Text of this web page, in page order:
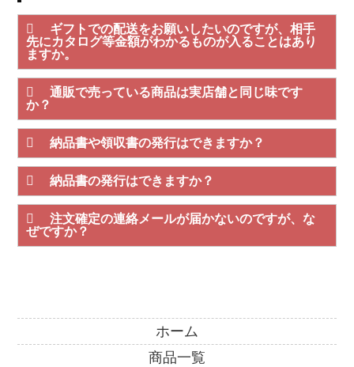
ギフトでの配送をお願いしたいのですが、相手
先にカタログ等金額がわかるものが入ることはあり
ますか。
通販で売っている商品は実店舗と同じ味です
か？
納品書や領収書の発行はできますか？
納品書の発行はできますか？
注文確定の連絡メールが届かないのですが、な
ぜですか？
ホーム
商品一覧